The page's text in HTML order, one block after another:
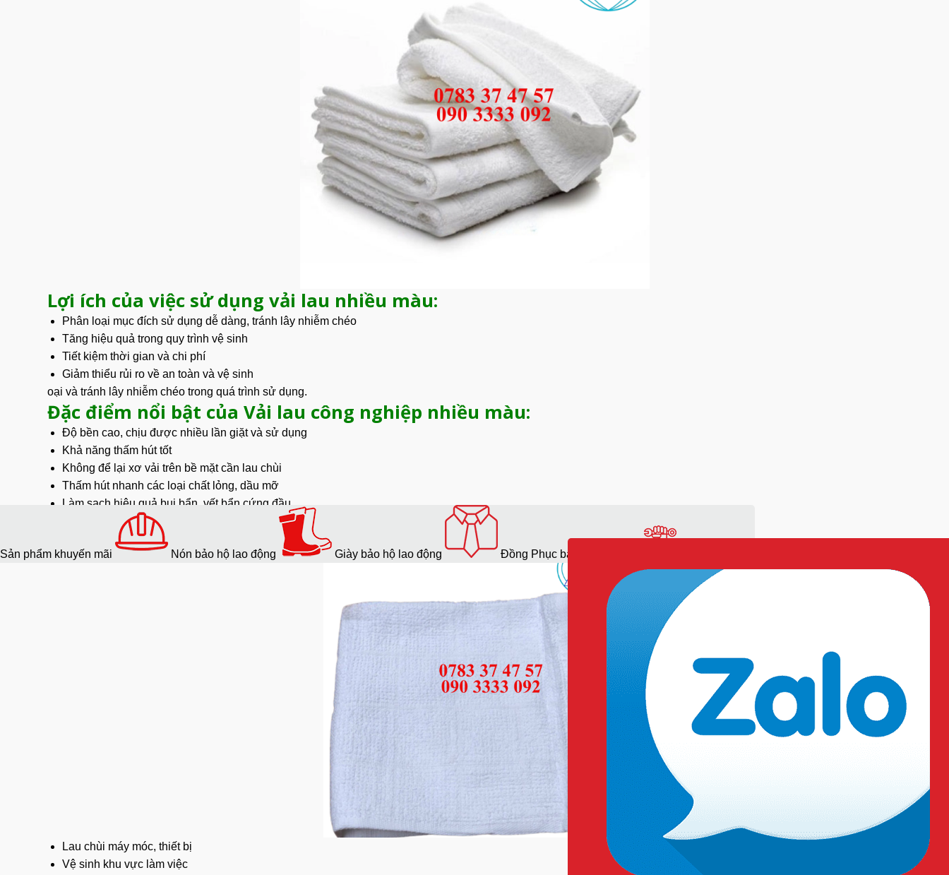
Lợi ích của việc sử dụng vải lau nhiều màu:
Phân loại mục đích sử dụng dễ dàng, tránh lây nhiễm chéo
Tăng hiệu quả trong quy trình vệ sinh
Tiết kiệm thời gian và chi phí
Giảm thiểu rủi ro về an toàn và vệ sinh
oại và tránh lây nhiễm chéo trong quá trình sử dụng.
Đặc điểm nổi bật của Vải lau công nghiệp nhiều màu:
Độ bền cao, chịu được nhiều lần giặt và sử dụng
Khả năng thấm hút tốt
Không để lại xơ vải trên bề mặt cần lau chùi
Thấm hút nhanh các loại chất lỏng, dầu mỡ
Làm sạch hiệu quả bụi bẩn, vết bẩn cứng đầu
Ứng dụng của vải lau công nghiệp:
Lau chùi máy móc, thiết bị
Vệ sinh khu vực làm việc
Sản phẩm khuyến mãi Nón bảo hộ lao động Giày bảo hộ lao động Đồng Phục bảo hộ lao động